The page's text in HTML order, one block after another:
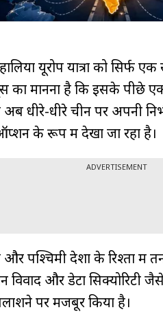
हालिया यूरोप यात्रा को
का मानना है कि इसके
धीरे-धीरे चीन पर अपनी
के रूप में देखा जा रहा है।
ADVERTISEMENT
पश्चिमी देशों के रिश्तों में
विवाद और डेटा सिक्योरिटी
पर मजबूर किया है।